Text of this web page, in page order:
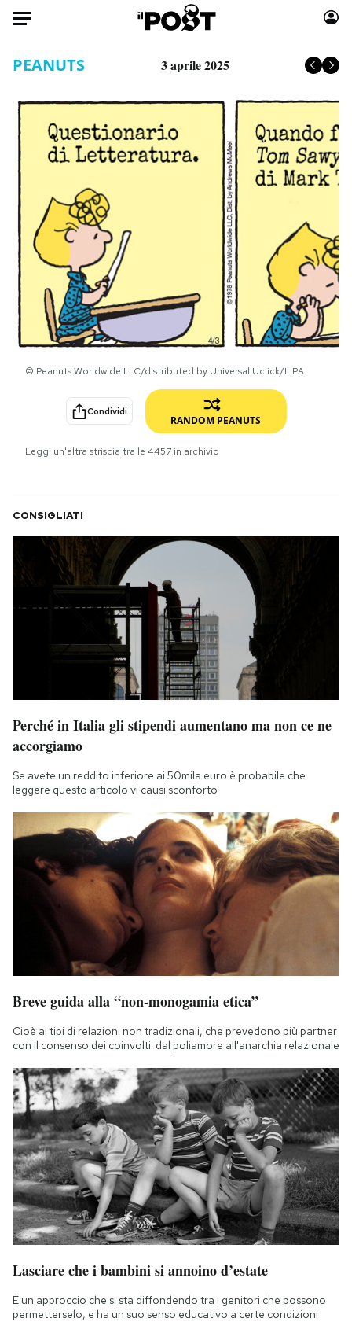
Italia
Mondo
Tecnologia
Internet
Scienza
Cultura
Economia
Sport
Moda
Consumismi
Storie/Idee
Ok Boomer!
Media
Europa
Altrecose
Mondiali calcio 2026
SHOP
CALENDARIO
AREA PERSONALE
Area Personale
Regala il Post
Hai bisogno di aiuto?
Esci
PEANUTS 3 aprile 2025
© Peanuts Worldwide LLC/distributed by Universal Uclick/ILPA
Condividi
RANDOM PEANUTS
Leggi un'altra striscia tra le 4457 in archivio
CONSIGLIATI
Perché in Italia gli stipendi aumentano ma non ce ne
accorgiamo
Se avete un reddito inferiore ai 50mila euro è probabile che
leggere questo articolo vi causi sconforto
Breve guida alla “non-monogamia etica”
Cioè ai tipi di relazioni non tradizionali, che prevedono più partner
con il consenso dei coinvolti: dal poliamore all'anarchia relazionale
Lasciare che i bambini si annoino d’estate
È un approccio che si sta diffondendo tra i genitori che possono
permetterselo, e ha un suo senso educativo a certe condizioni